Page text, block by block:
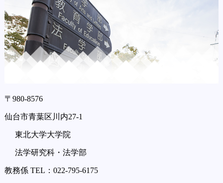
〒980-8576
仙台市青葉区川内27-1
東北大学大学院
法学研究科・法学部
教務係 TEL：022-795-6175